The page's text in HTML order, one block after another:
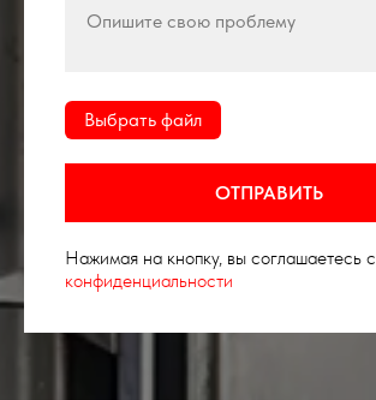
Выбрать файл
ОТПРАВИТЬ
Нажимая на кнопку, вы соглашаетесь с
конфиденциальности